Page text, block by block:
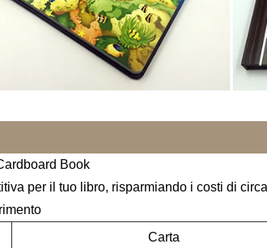
Book
per il tuo libro, risparmiando i costi di
Carta